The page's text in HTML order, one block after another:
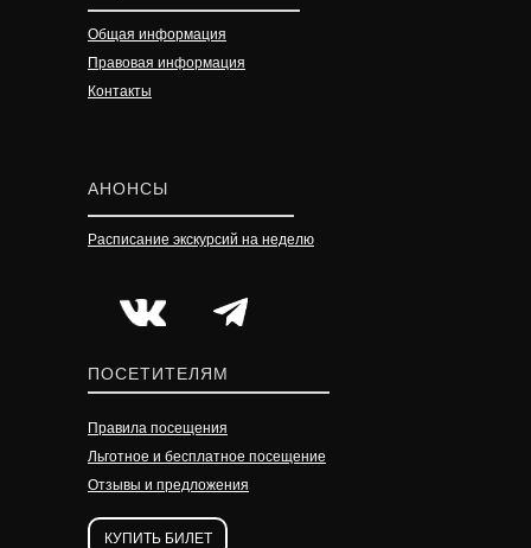
УЗНАТЬ ПОДРОБНЕЕ
Общая информация
Правовая информация
Контакты
АНОНСЫ
Расписание экскурсий на неделю
ПОСЕТИТЕЛЯМ
Правила посещения
Льготное и бесплатное посещение
Отзывы и предложения
КУПИТЬ БИЛЕТ